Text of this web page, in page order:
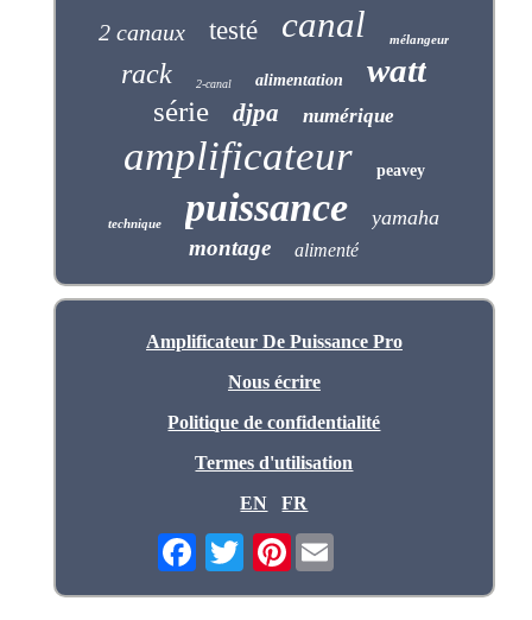
2 canaux testé canal mélangeur
rack 2-canal alimentation watt
série djpa numérique
amplificateur peavey
technique puissance yamaha
montage alimenté
Amplificateur De Puissance Pro
Nous écrire
Politique de confidentialité
Termes d'utilisation
EN
FR
Pinterest